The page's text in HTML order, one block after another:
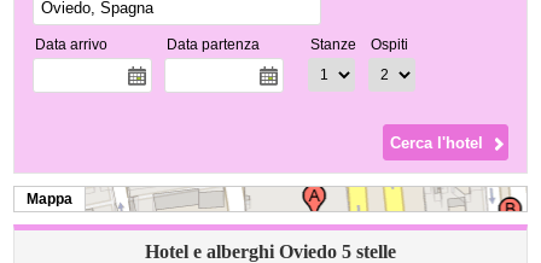
Data arrivo Data partenza Stanze Ospiti
Mappa
Hotel e alberghi Oviedo 5 stelle